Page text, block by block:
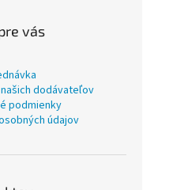
vás
dodávateľov
podmienky
údajov